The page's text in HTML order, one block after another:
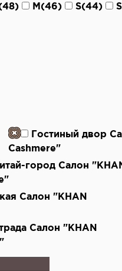
M(46) S(44)
Гостиный двор
Cashmere"
город Салон
Салон "KHAN
Салон "KHAN